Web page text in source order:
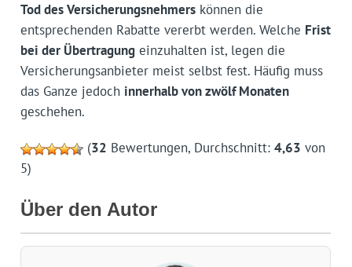
Tod des Versicherungsnehmerskönnen die
entsprechenden Rabatte vererbt werden. Welche Frist
bei der Übertragungeinzuhalten ist, legen die
Versicherungsanbieter meist selbst fest. Häufig muss
das Ganze jedoch innerhalb von zwölf Monaten
geschehen.
(32 Bewertungen, Durchschnitt: 4,63 von
5)
Über den Autor